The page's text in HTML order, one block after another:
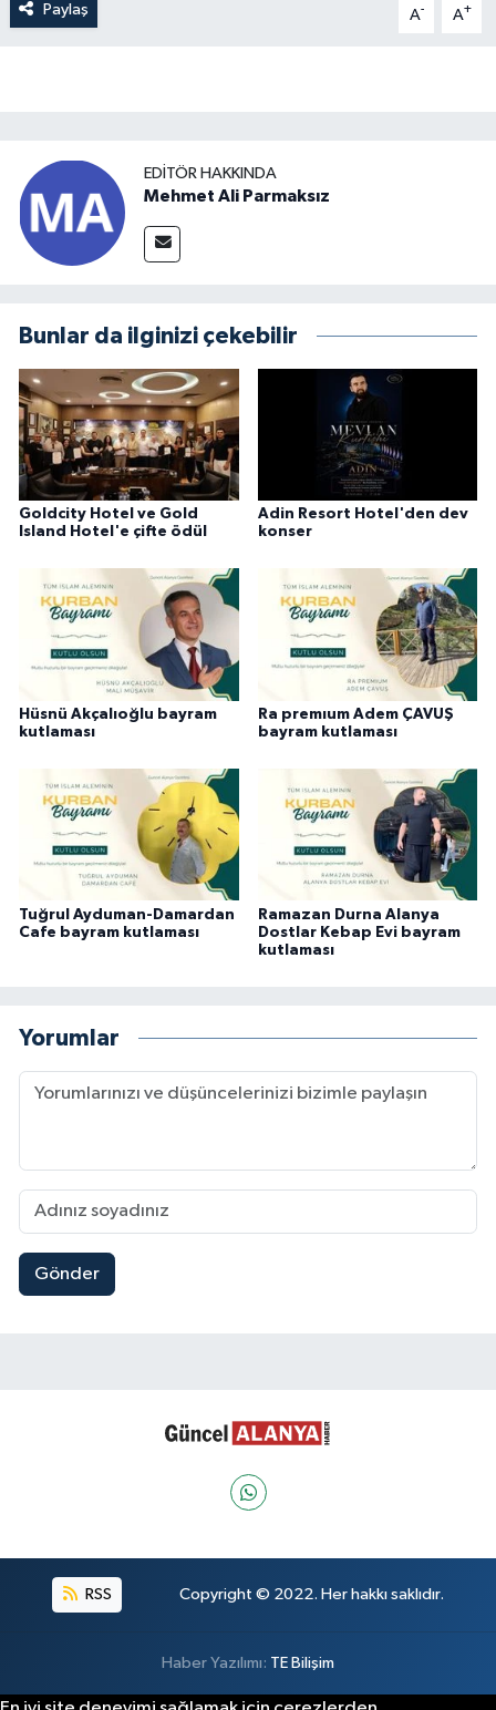
Paylaş A- A+
EDITÖR HAKKINDA
Mehmet Ali Parmaksız
Bunlar da ilginizi çekebilir
Goldcity Hotel ve Gold
Island Hotel'e çifte ödül
Adin Resort Hotel'den dev
konser
Hüsnü Akçalıoğlu bayram
kutlaması
Ra premıum Adem ÇAVUŞ
bayram kutlaması
Tuğrul Ayduman-Damardan
Cafe bayram kutlaması
Ramazan Durna Alanya
Dostlar Kebap Evi bayram
kutlaması
Yorumlar
Gönder
RSS Copyright © 2022. Her hakkı saklıdır.
Haber Yazılımı: TE Bilişim